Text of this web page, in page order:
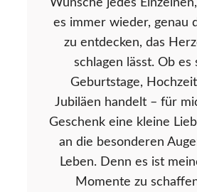
Wünsche jedes
es immer wieder, genau
zu entdecken, das
schlagen lässt. Ob es
Geburtstage,
Jubiläen handelt – für
Geschenk eine kleine
an die besonderen
Leben. Denn es ist
Momente zu